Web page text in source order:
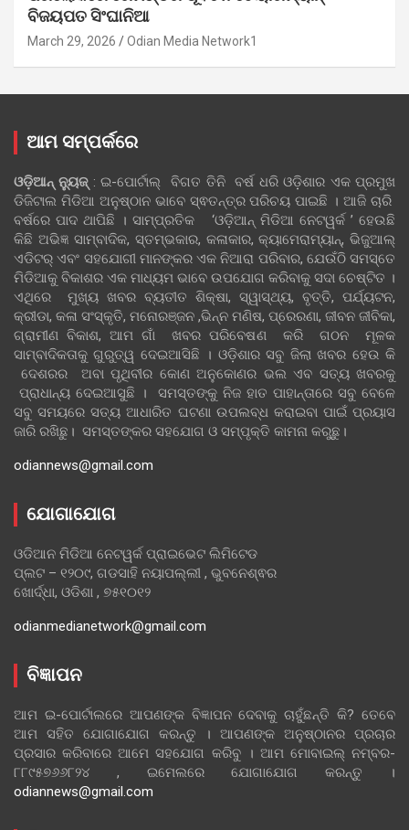
ବିଜୟପତ ସିଂଘାନିଆ
March 29, 2026 Odian Media Network1
ଆମ ସମ୍ପର୍କରେ
ଓଡ଼ିଆନ୍‍ ନ୍ୟୁଜ୍‍: ଇ-ପୋର୍ଟାଲ୍ ବିଗତ ତିନି ବର୍ଷ ଧରି ଓଡ଼ିଶାର ଏକ ପ୍ରମୁଖ
ଡିଜିଟାଲ ମିଡିଆ ଅନୁଷ୍ଠାନ ଭାବେ ସ୍ଵତନ୍ତ୍ର ପରିଚୟ ପାଇଛି । ଆଜି ଚାରି
ବର୍ଷରେ ପାଦ ଥାପିଛି । ସାମ୍ପ୍ରତିକ ‘ଓଡ଼ିଆନ୍‍ ମିଡିଆ ନେଟୱର୍କ ’ ହେଉଛି
କିଛି ଅଭିଜ୍ଞ ସାମ୍ବାଦିକ, ସ୍ତମ୍ଭକାର, କଳାକାର, କ୍ୟାମେରାମ୍ୟାନ୍, ଭିଜୁଆଲ୍
ଏଡିଟର୍ ଏବଂ ସହଯୋଗୀ ମାନଙ୍କର ଏକ ନିଆରା ପରିବାର, ଯେଉଁଠି ସମସ୍ତେ
ମିଡିଆକୁ ବିକାଶର ଏକ ମାଧ୍ୟମ ଭାବେ ଉପଯୋଗ କରିବାକୁ ସଦା ଚେଷ୍ଟିତ ।
ଏଥିରେ ମୁଖ୍ୟ ଖବର ବ୍ୟତୀତ ଶିକ୍ଷା, ସ୍ୱାସ୍ଥ୍ୟ, ବୃତ୍ତି, ପର୍ଯ୍ୟଟନ,
କ୍ରୀଡା, କଳା ସଂସ୍କୃତି, ମନୋରଞ୍ଜନ ,ଭିନ୍ନ ମଣିଷ, ପ୍ରେରଣା, ଜୀବନ ଜୀବିକା,
ଗ୍ରାମୀଣ ବିକାଶ, ଆମ ଗାଁ ଖବର ପରିବେଷଣ କରି ଗଠନ ମୂଳକ
ସାମ୍ବାଦିକତାକୁ ଗୁରୁତ୍ୱ ଦେଇଆସିଛି । ଓଡ଼ିଶାର ସବୁ ଜିଲା ଖବର ହେଉ କି
ଦେଶରର ଅବା ପୃଥିବୀର କୋଣ ଅନୁକୋଣର ଭଲ ଏବ ସତ୍ୟ ଖବରକୁ
ପ୍ରାଧାନ୍ୟ ଦେଇଆସୁଛି । ସମସ୍ତଙ୍କୁ ନିଜ ହାତ ପାହାନ୍ତାରେ ସବୁ ବେଳେ
ସବୁ ସମୟରେ ସତ୍ୟ ଆଧାରିତ ଘଟଣା ଉପଲବ୍ଧ କରାଇବା ପାଇଁ ପ୍ରୟାସ
ଜାରି ରଖିଛୁ। ସମସ୍ତଙ୍କର ସହଯୋଗ ଓ ସମ୍ପୃକ୍ତି କାମନା କରୁଛୁ।
odiannews@gmail.com
ଯୋଗାଯୋଗ
ଓଡିଆନ ମିଡିଆ ନେଟୱର୍କ ପ୍ରାଇଭେଟ ଲିମିଟେଡ
ପ୍ଲଟ – ୧୨୦୯, ଗଡସାହି ନୟାପଲ୍ଲୀ , ଭୁବନେଶ୍ଵର
ଖୋର୍ଦ୍ଧା, ଓଡିଶା , ୭୫୧୦୧୨
odianmedianetwork@gmail.com
ବିଜ୍ଞାପନ
ଆମ ଇ-ପୋର୍ଟାଲରେ ଆପଣଙ୍କ ବିଜ୍ଞାପନ ଦେବାକୁ ଚାହୁଁଛନ୍ତି କି? ତେବେ
ଆମ ସହିତ ଯୋଗାଯୋଗ କରନ୍ତୁ । ଆପଣଙ୍କ ଅନୁଷ୍ଠାନର ପ୍ରଚାର
ପ୍ରସାର କରିବାରେ ଆମେ ସହଯୋଗ କରିବୁ । ଆମ ମୋବାଇଲ୍ ନମ୍ବର-
୮୮୯୫୭୬୬୮୨୪ , ଇମେଲରେ ଯୋଗାଯୋଗ କରନ୍ତୁ ।
odiannews@gmail.com